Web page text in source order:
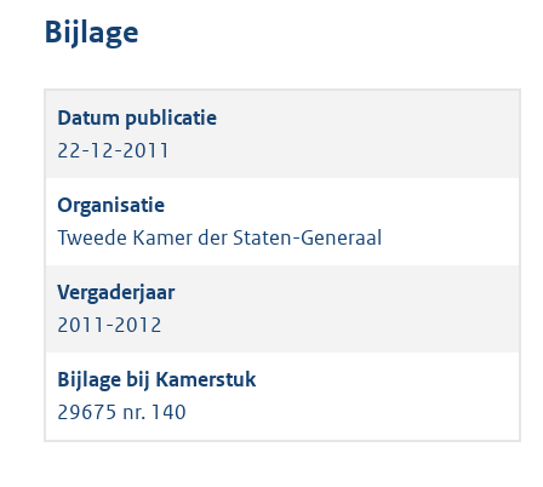
Bijlage
22-12-2011
Tweede Kamer der Staten-Generaal
2011-2012
29675 nr. 140